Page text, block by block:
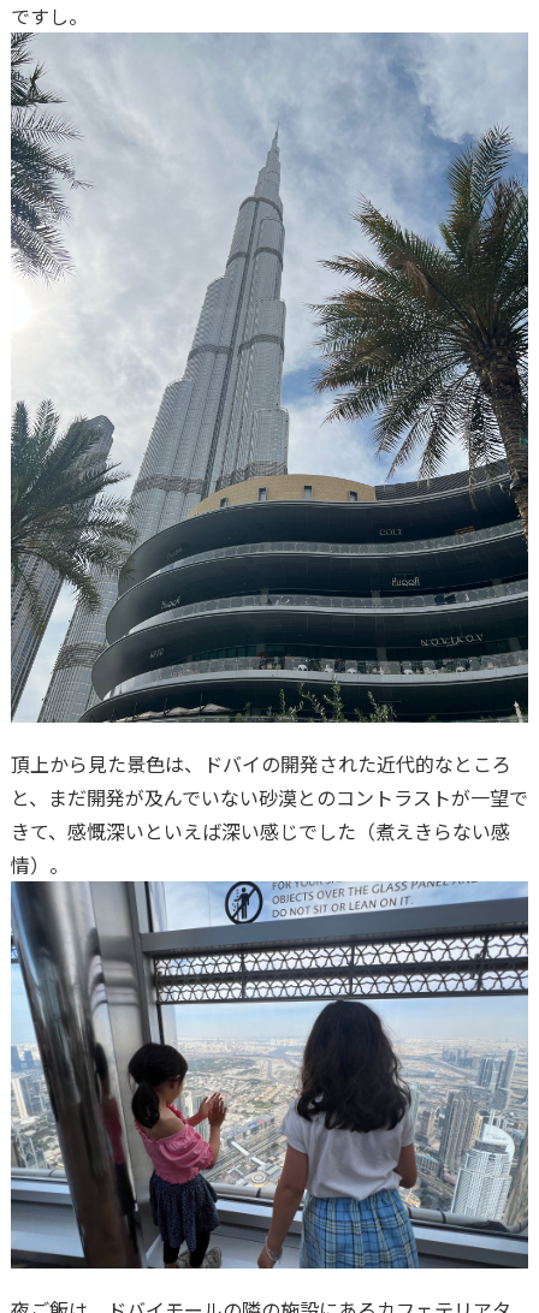
ですし。
頂上から見た景色は、ドバイの開発された近代的なところ
と、まだ開発が及んでいない砂漠とのコントラストが一望で
きて、感慨深いといえば深い感じでした（煮えきらない感
情）。